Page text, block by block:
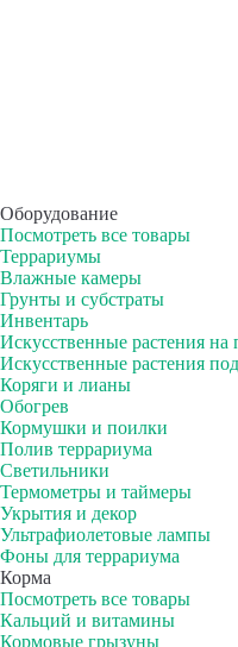
Оборудование
Посмотреть все товары
Террариумы
Влажные камеры
Грунты и субстраты
Инвентарь
Искусственные растения на
Искусственные растения
Коряги и лианы
Обогрев
Кормушки и поилки
Полив террариума
Светильники
Термометры и таймеры
Укрытия и декор
Ультрафиолетовые лампы
Фоны для террариума
Корма
Посмотреть все товары
Кальций и витамины
Кормовые грызуны